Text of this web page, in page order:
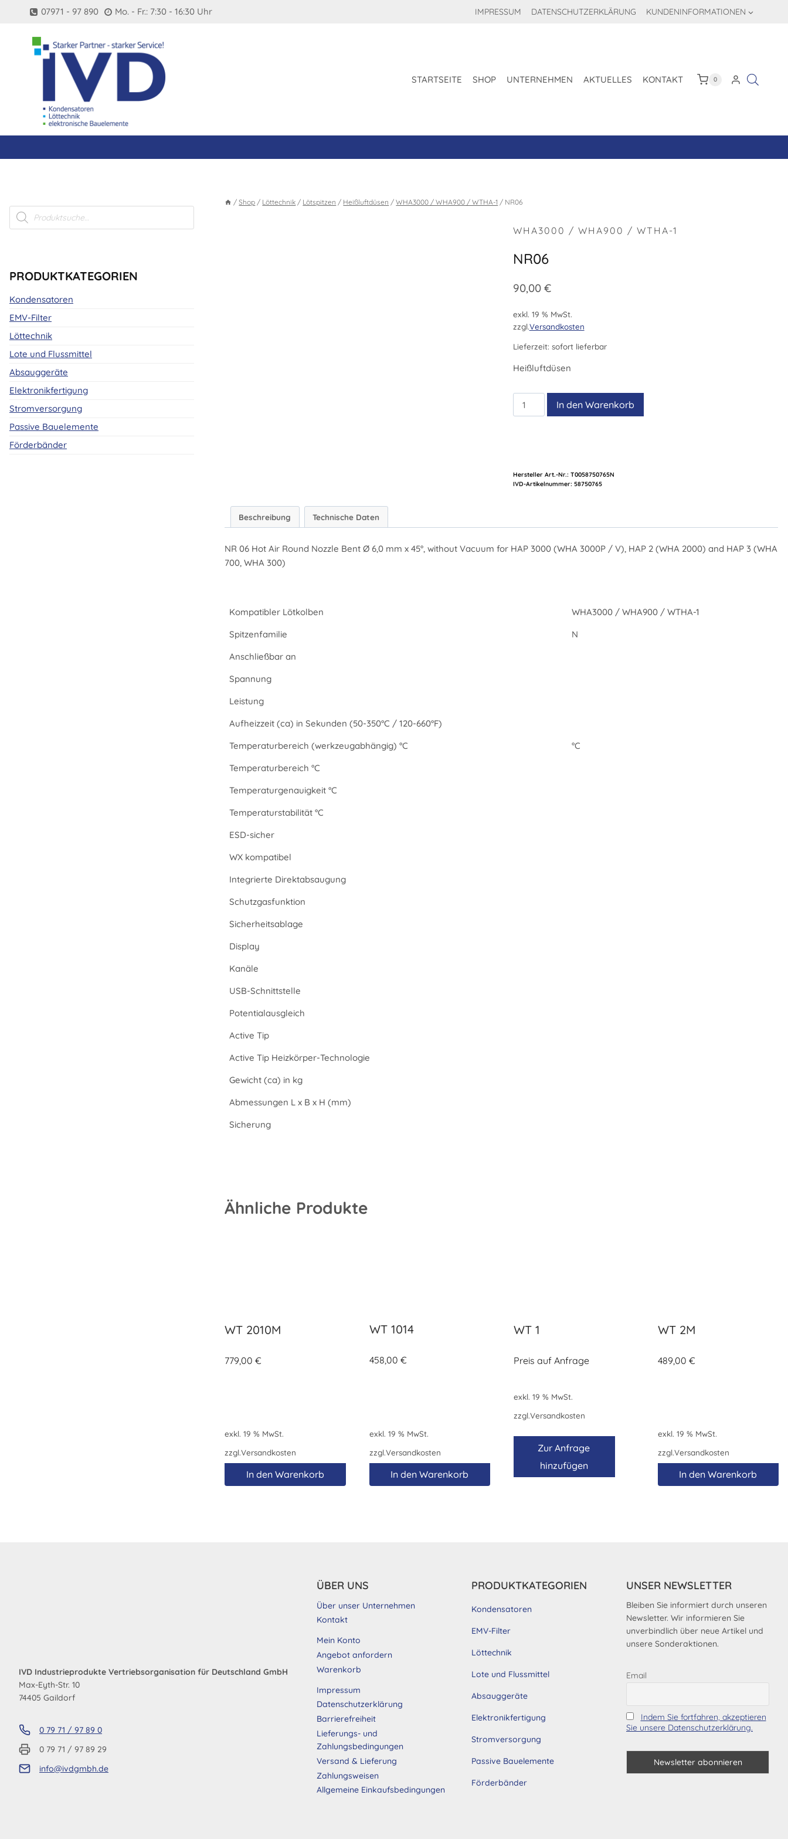
springen
07971 - 97 890 Mo. - Fr.: 7:30 - 16:30 Uhr IMPRESSUM DATENSCHUTZERKLÄRUNG KUNDENINFORMATIONEN
STARTSEITE SHOP UNTERNEHMEN AKTUELLES KONTAKT 0
/ Shop / Löttechnik / Lötspitzen / Heißluftdüsen / WHA3000 / WHA900 / WTHA-1 / NR06
WHA3000 / WHA900 / WTHA-1
NR06
90,00 €
exkl. 19 % MwSt.
zzgl.Versandkosten
Lieferzeit: sofort lieferbar
Heißluftdüsen
NR06
Menge
In den Warenkorb
Hersteller Art.-Nr.: T0058750765N
Artikelnummer: 58750765
Beschreibung Technische Daten
NR 06 Hot Air Round Nozzle Bent Ø 6,0 mm x 45°, without Vacuum for HAP 3000 (WHA 3000P / V), HAP 2 (WHA 2000) and HAP 3 (WHA
700, WHA 300)
Kompatibler Lötkolben
WHA3000 / WHA900 / WTHA-1
Spitzenfamilie
N
Anschließbar an
Spannung
Leistung
Aufheizzeit (ca) in Sekunden (50-350°C / 120-660°F)
Temperaturbereich (werkzeugabhängig) °C
°C
Temperaturbereich °C
Temperaturgenauigkeit °C
Temperaturstabilität °C
ESD-sicher
WX kompatibel
Integrierte Direktabsaugung
Schutzgasfunktion
Sicherheitsablage
Display
Kanäle
USB-Schnittstelle
Potentialausgleich
Active Tip
Active Tip Heizkörper-Technologie
Gewicht (ca) in kg
Abmessungen L x B x H (mm)
Sicherung
Ähnliche Produkte
WT 2010M
779,00€
exkl. 19 % MwSt.
zzgl.Versandkosten
In den Warenkorb
WT 1014
458,00 €
exkl. 19 % MwSt.
zzgl.Versandkosten
In den Warenkorb
WT 1
Preis auf Anfrage
exkl. 19 % MwSt.
zzgl.Versandkosten
Zur Anfrage
hinzufügen
WT 2M
489,00 €
exkl. 19 % MwSt.
zzgl.Versandkosten
In den Warenkorb
Products
search
PRODUKTKATEGORIEN
Kondensatoren
EMV-Filter
Löttechnik
Lote und Flussmittel
Absauggeräte
Elektronikfertigung
Stromversorgung
Passive Bauelemente
Förderbänder
IVD Industrieprodukte Vertriebsorganisation für Deutschland GmbH
Max-Eyth-Str. 10
74405 Gaildorf
0 79 71 / 97 89 0
0 79 71 / 97 89 29
info@ivdgmbh.de
ÜBER UNS
Über unser Unternehmen
Kontakt
Mein Konto
Angebot anfordern
Warenkorb
Impressum
Datenschutzerklärung
Barrierefreiheit
Lieferungs- und
Zahlungsbedingungen
Versand & Lieferung
Zahlungsweisen
Allgemeine Einkaufsbedingungen
PRODUKTKATEGORIEN
Kondensatoren
EMV-Filter
Löttechnik
Lote und Flussmittel
Absauggeräte
Elektronikfertigung
Stromversorgung
Passive Bauelemente
Förderbänder
UNSER NEWSLETTER
Bleiben Sie informiert durch unseren
Newsletter. Wir informieren Sie
unverbindlich über neue Artikel und
unsere Sonderaktionen.
Email
Indem Sie fortfahren, akzeptieren
Sie unsere Datenschutzerklärung.